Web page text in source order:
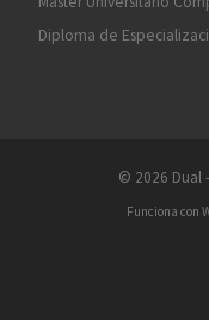
Diploma de
© 2026 Dual
Funciona con